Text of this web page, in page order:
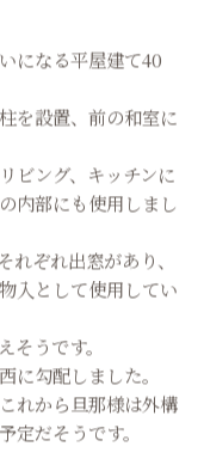
になる平屋建て40
を設置、前の和室に
ビング、キッチンに
内部にも使用しまし
ぞれ出窓があり、
入として使用してい
うです。
に勾配しました。
れから旦那様は外構
だそうです。